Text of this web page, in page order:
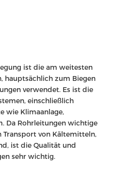
ist die am weitesten
hauptsächlich zum Biegen
verwendet. Es ist die
einschließlich
wie Klimaanlage,
Da Rohrleitungen wichtige
Transport von Kältemitteln,
ist die Qualität und
sehr wichtig.